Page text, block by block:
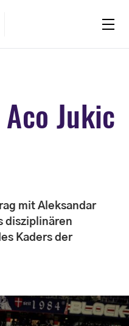
Jukic
mit Aleksandar
disziplinären
Kaders der